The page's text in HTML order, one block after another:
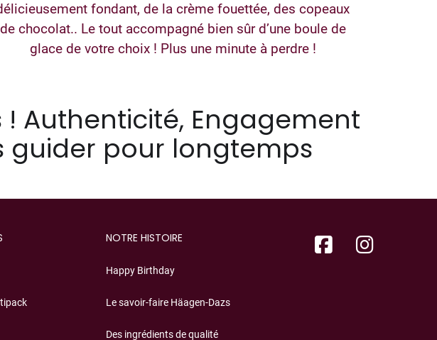
fondant, de la crème fouettée, des copeaux
de chocolat.. Le tout accompagné bien sûr d’une boule de
glace de votre choix ! Plus une minute à perdre !
Authenticité, Engagement
guider pour longtemps
NOTRE HISTOIRE
Happy Birthday
Le savoir-faire Häagen-Dazs
Des ingrédients de qualité